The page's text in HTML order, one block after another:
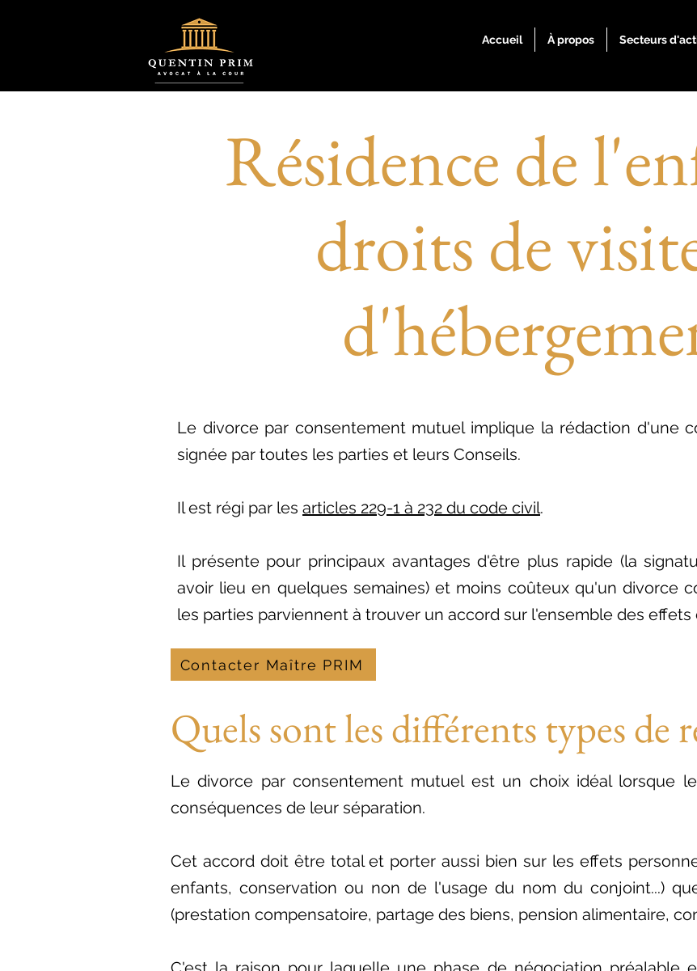
Accueil À propos Secteurs
Résidence de
droits de
Le divorce par consentement mutuel implique la rédaction d'une
signée par toutes les parties et leurs Conseils.
Il est régi par les articles 229-1 à 232 du code civil.
Il présente pour principaux avantages d'être plus rapide (la
avoir lieu en quelques semaines) et moins coûteux qu'un divorce
les parties parviennent à trouver un accord sur l'ensemble des effets
Contacter Maître PRIM
Quels sont les différents types de
Le divorce par consentement mutuel est un choix idéal lorsque
conséquences de leur séparation.
Cet accord doit être total et porter aussi bien sur les effets
enfants, conservation ou non de l'usage du nom du conjoint...)
(prestation compensatoire, partage des biens, pension alimentaire,